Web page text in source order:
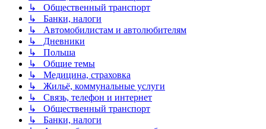
↳ Общественный транспорт
↳ Банки, налоги
↳ Автомобилистам и автолюбителям
↳ Дневники
↳ Польша
↳ Общие темы
↳ Медицина, страховка
↳ Жильё, коммунальные услуги
↳ Связь, телефон и интернет
↳ Общественный транспорт
↳ Банки, налоги